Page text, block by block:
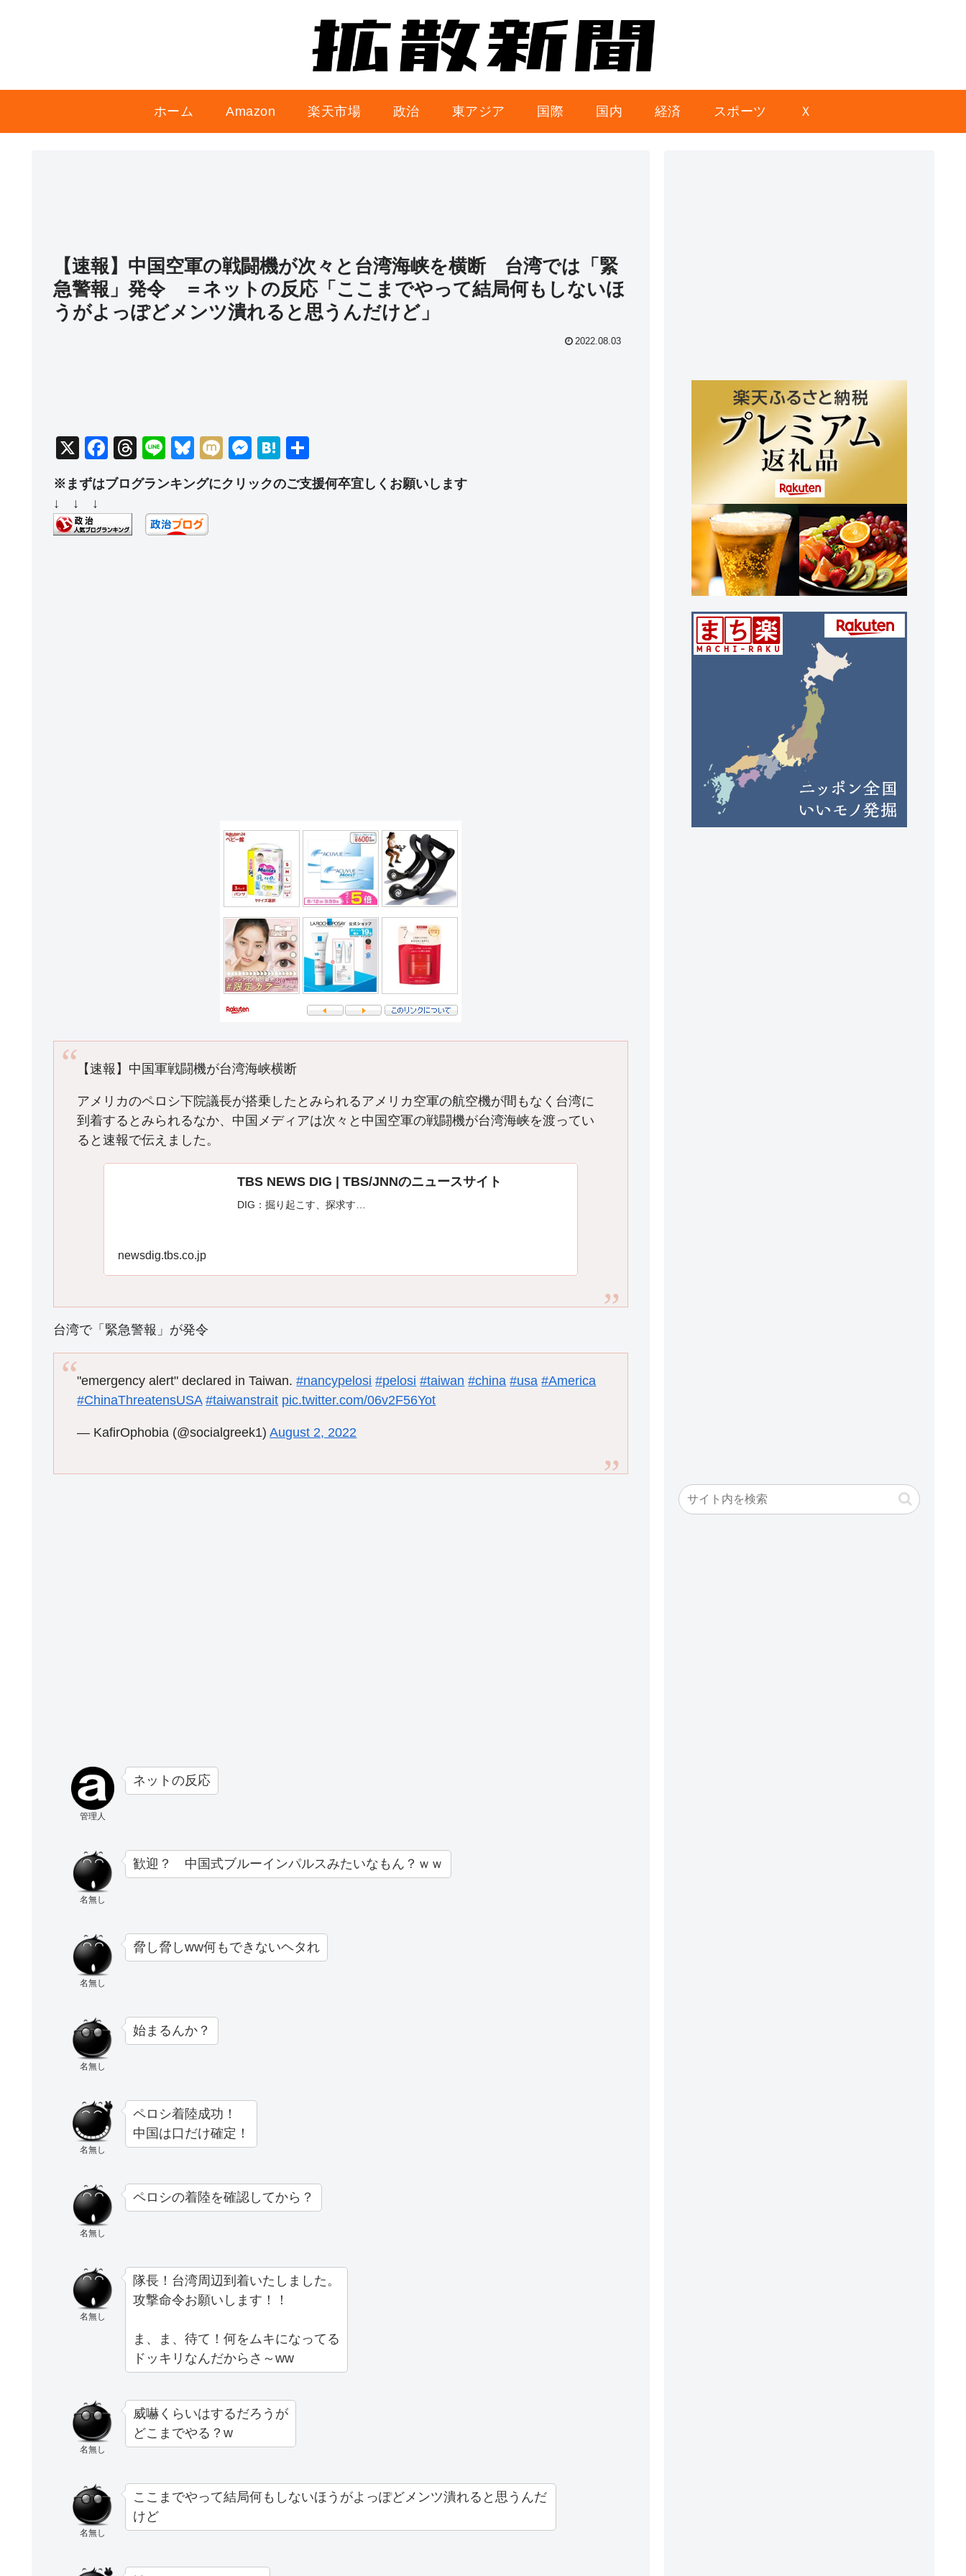
ホーム Amazon 楽天市場 政治 東アジア 国際 国内 経済 スポーツ Ｘ
【速報】中国空軍の戦闘機が次々と台湾海峡を横断 台湾では「緊
急警報」発令 ＝ネットの反応「ここまでやって結局何もしないほ
うがよっぽどメンツ潰れると思うんだけど」
2022.08.03
X
F
a
c
e
b
T
hr
e
a
d
Li
e
Bl
e
sk
y
M
M
ss
H
e
有
※まずはブログランキングにクリックのご支援何卒宜しくお願いします
↓ ↓ ↓
【速報】中国軍戦闘機が台湾海峡横断
アメリカのペロシ下院議長が搭乗したとみられるアメリカ空軍の航空機が間もなく台湾に
到着するとみられるなか、中国メディアは次々と中国空軍の戦闘機が台湾海峡を渡ってい
ると速報で伝えました。
TBS NEWS DIG | TBS/JNNのニュースサイト
DIG：掘り起こす、探求す…
newsdig.tbs.co.jp
台湾で「緊急警報」が発令
"emergency alert" declared in Taiwan.#nancypelosi #pelosi #taiwan #china #usa #America
#ChinaThreatensUSA #taiwanstrait pic.twitter.com/06v2F56Yot
— KafirOphobia (@socialgreek1)August 2, 2022
管理人
ネットの反応
名無し
歓迎？ 中国式ブルーインパルスみたいなもん？ｗｗ
名無し
脅し脅しww何もできないヘタれ
名無し
始まるんか？
名無し
ペロシ着陸成功！
中国は口だけ確定！
名無し
ペロシの着陸を確認してから？
名無し
隊長！台湾周辺到着いたしました。
攻撃命令お願いします！！
ま、ま、待て！何をムキになってる
ドッキリなんだからさ～ww
名無し
威嚇くらいはするだろうが
どこまでやる？w
名無し
ここまでやって結局何もしないほうがよっぽどメンツ潰れると思うんだ
けど